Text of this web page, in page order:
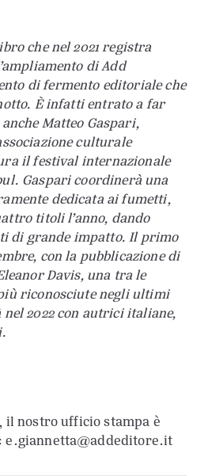
che nel 2021 registra
di Add
di fermento editoriale che
È infatti entrato a far
Matteo Gaspari,
culturale
il festival internazionale
Gaspari coordinerà una
dedicata ai fumetti,
titoli l’anno, dando
di grande impatto. Il primo
con la pubblicazione di
Davis, una tra le
riconosciute negli ultimi
2022 con autrici italiane,
il nostro ufficio stampa è
e.giannetta@addeditore.it